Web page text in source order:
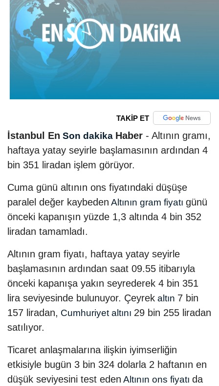
TAKİP ET
İstanbul En Son dakika Haber - Altının gramı,
haftaya yatay seyirle başlamasının ardından 4
bin 351 liradan işlem görüyor.
Cuma günü altının ons fiyatındaki düşüşe
paralel değer kaybeden Altının gram fiyatı günü
önceki kapanışın yüzde 1,3 altında 4 bin 352
liradan tamamladı.
Altının gram fiyatı, haftaya yatay seyirle
başlamasının ardından saat 09.55 itibarıyla
önceki kapanışa yakın seyrederek 4 bin 351
lira seviyesinde bulunuyor. Çeyrek altın 7 bin
157 liradan, Cumhuriyet altını 29 bin 255 liradan
satılıyor.
Ticaret anlaşmalarına ilişkin iyimserliğin
etkisiyle bugün 3 bin 324 dolarla 2 haftanın en
düşük seviyesini test eden Altının ons fiyatı da